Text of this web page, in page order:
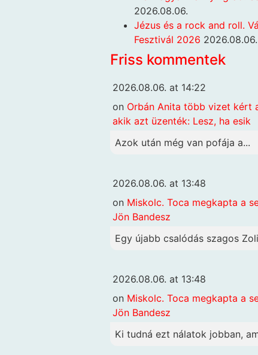
2026.08.06.
Jézus és a rock and roll.
Fesztivál 2026 2026.08.06.
Friss kommentek
2026.08.06. at 14:22
on Orbán Anita több vizet kért
akik azt üzenték: Lesz, ha esik
Azok után még van pofája a...
2026.08.06. at 13:48
on Miskolc. Toca megkapta a
Jön Bandesz
Egy újabb csalódás szagos
2026.08.06. at 13:48
on Miskolc. Toca megkapta a
Jön Bandesz
Ki tudná ezt nálatok jobban,